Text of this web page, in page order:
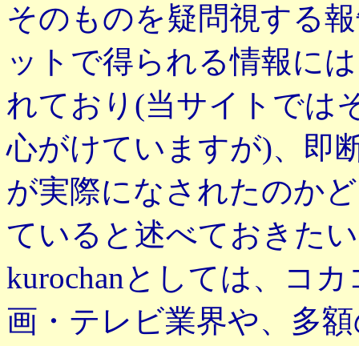
そのものを疑問視する
ットで得られる情報に
れており(当サイトでは
心がけていますが)、即
が実際になされたのか
ていると述べておきた
kurochanとしては、コ
画・テレビ業界や、多